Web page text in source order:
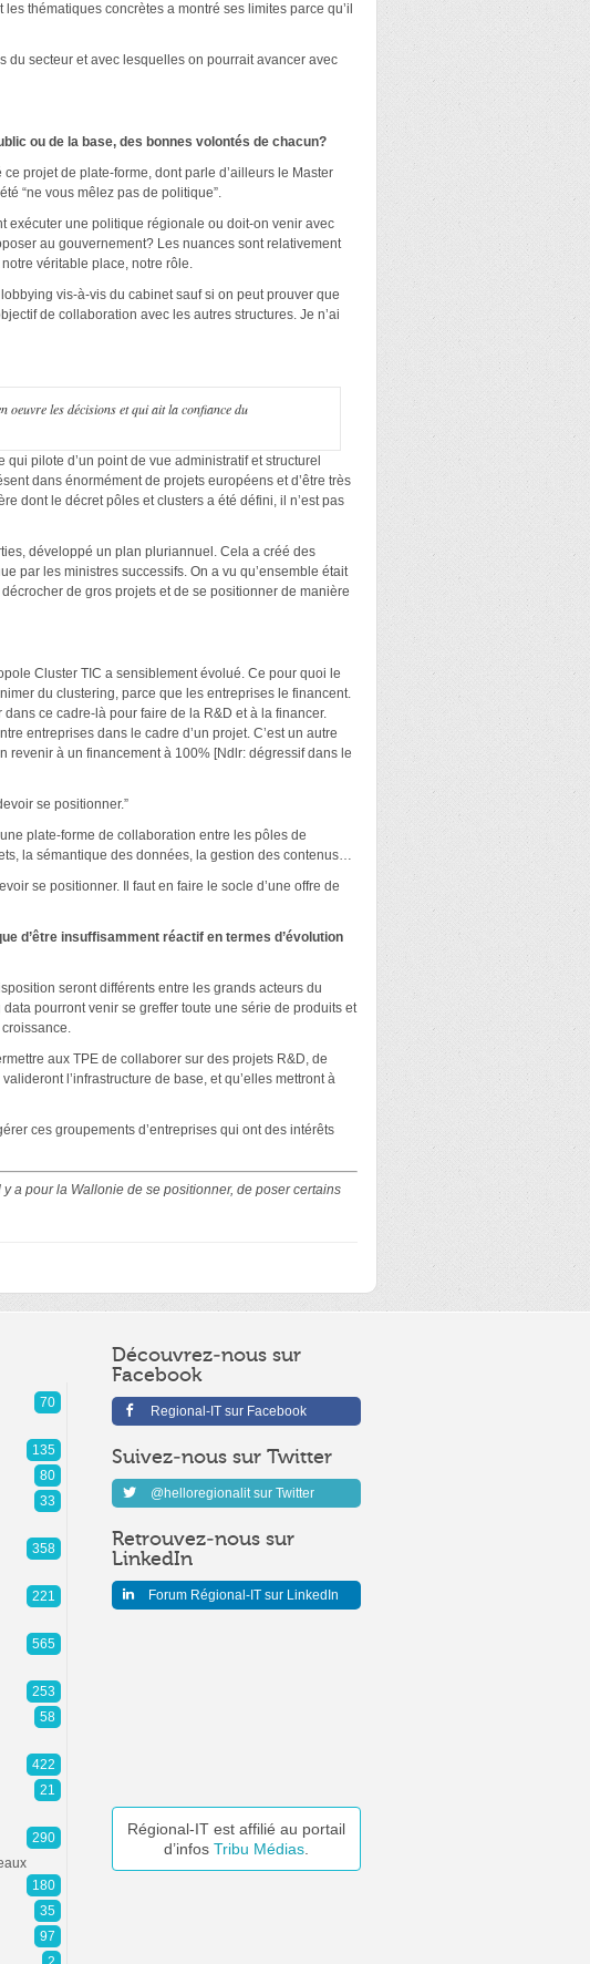
thématiques concrètes a montré ses limites parce qu’il
du secteur et avec lesquelles on pourrait avancer avec
ou de la base, des bonnes volontés de chacun?
projet de plate-forme, dont parle d’ailleurs le Master
“ne vous mêlez pas de politique”.
exécuter une politique régionale ou doit-on venir avec
au gouvernement? Les nuances sont relativement
véritable place, notre rôle.
vis-à-vis du cabinet sauf si on peut prouver que
de collaboration avec les autres structures. Je n’ai
oeuvre les décisions et qui ait la confiance du
pilote d’un point de vue administratif et structurel
dans énormément de projets européens et d’être très
dont le décret pôles et clusters a été défini, il n’est pas
développé un plan pluriannuel. Cela a créé des
par les ministres successifs. On a vu qu’ensemble était
de gros projets et de se positionner de manière
Cluster TIC a sensiblement évolué. Ce pour quoi le
du clustering, parce que les entreprises le financent.
ce cadre-là pour faire de la R&D et à la financer.
entreprises dans le cadre d’un projet. C’est un autre
revenir à un financement à 100% [Ndlr: dégressif dans le
se positionner.”
plate-forme de collaboration entre les pôles de
la sémantique des données, la gestion des contenus…
se positionner. Il faut en faire le socle d’une offre de
d’être insuffisamment réactif en termes d’évolution
seront différents entre les grands acteurs du
pourront venir se greffer toute une série de produits et
aux TPE de collaborer sur des projets R&D, de
l’infrastructure de base, et qu’elles mettront à
ces groupements d’entreprises qui ont des intérêts
a pour la Wallonie de se positionner, de poser certains
Découvrez-nous sur
Facebook
Regional-IT sur Facebook
Suivez-nous sur Twitter
@helloregionalit sur Twitter
Retrouvez-nous sur
LinkedIn
Forum Régional-IT sur LinkedIn
Régional-IT est affilié au portail
d’infos Tribu Médias
70
135
80
33
358
221
565
253
58
422
21
290
180
35
97